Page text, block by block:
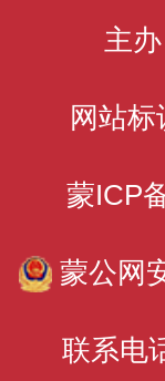
主
网站
蒙ICP
蒙公网
联系电